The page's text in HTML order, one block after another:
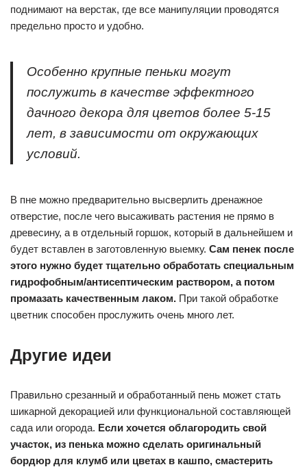
поднимают на верстак, где все манипуляции проводятся
предельно просто и удобно.
Особенно крупные пеньки могут
послужить в качестве эффектного
дачного декора для цветов более 5-15
лет, в зависимости от окружающих
условий.
В пне можно предварительно высверлить дренажное
отверстие, после чего высаживать растения не прямо в
древесину, а в отдельный горшок, который в дальнейшем и
будет вставлен в заготовленную выемку. Сам пенек после
этого нужно будет тщательно обработать специальным
гидрофобным/антисептическим раствором, а потом
промазать качественным лаком. При такой обработке
цветник способен прослужить очень много лет.
Другие идеи
Правильно срезанный и обработанный пень может стать
шикарной декорацией или функциональной составляющей
сада или огорода. Если хочется облагородить свой
участок, из пенька можно сделать оригинальный
бордюр для клумб или цветах в кашпо, смастерить